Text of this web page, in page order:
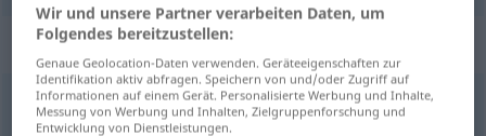
Synonyme für "Weitblick"
Ausblick,Prognose
Wir und unsere Partner verarbeiten Daten, um
Folgendes bereitzustellen:
Genaue Geolocation-Daten verwenden. Geräteeigenschaften zur
Identifikation aktiv abfragen. Speichern von und/oder Zugriff auf
Informationen auf einem Gerät. Personalisierte Werbung und Inhalte,
Messung von Werbung und Inhalten, Zielgruppenforschung und
Entwicklung von Dienstleistungen.